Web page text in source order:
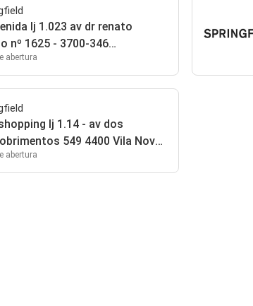
lj 1.023 av dr renato
nº 1625 - 3700-346
3700 São João da
abertura
lj 1.14 - av dos
549 4400 Vila Nova
abertura